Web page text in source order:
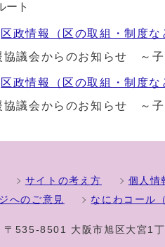
ート
区政情報（区の取組・制度な
協議会からのお知らせ ～
区政情報（区の取組・制度な
協議会からのお知らせ ～
サイトの考え方 個人情
へのご意見
なにわコール
〒535-8501 大阪市旭区大宮1